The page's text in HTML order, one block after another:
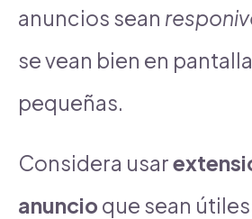
anuncios sean
se vean bien en
pequeñas.
Considera usar
anuncio que sean